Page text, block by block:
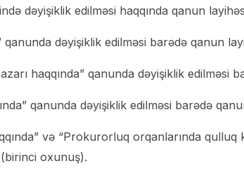
dəyişiklik edilməsi haqqında qanun
qanunda dəyişiklik edilməsi barədə qanun
haqqında” qanunda dəyişiklik
qanunda dəyişiklik edilməsi barədə
və “Prokurorluq orqanlarında qulluq
oxunuş).